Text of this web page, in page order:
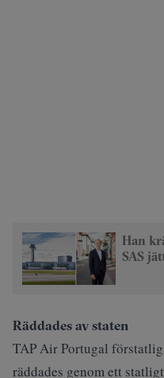
Han
SAS
Räddades av staten
TAP Air Portugal
räddades genom ett